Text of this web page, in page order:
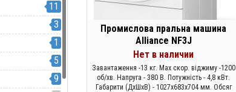
11
3
1
5
9
Промислова пральна машина
Alliance NF3J
Нет в наличии
Завантаження -13 кг. Max скор. віджиму -1200
об/хв. Напруга - 380 В. Потужність - 4,8 кВт.
Габарити (ДхШхВ) - 1027х683х704 мм. Обсяг